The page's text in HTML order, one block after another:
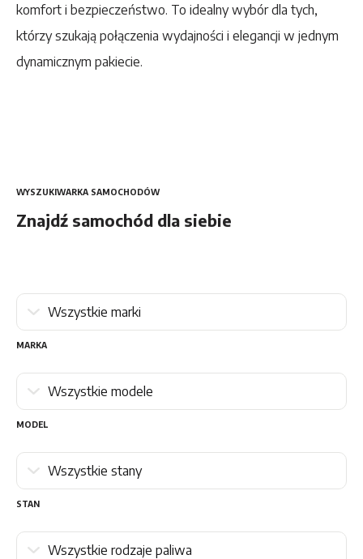
komfort i bezpieczeństwo. To idealny wybór dla tych,
którzy szukają połączenia wydajności i elegancji w jednym
dynamicznym pakiecie.
WYSZUKIWARKA SAMOCHODÓW
Znajdź samochód dla siebie
MARKA
MODEL
STAN